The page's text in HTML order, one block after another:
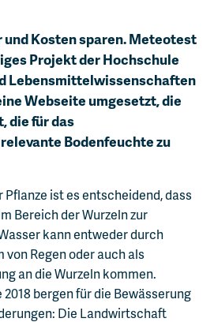
und Kosten sparen. Meteotest
Projekt der Hochschule
Lebensmittelwissenschaften
Webseite umgesetzt, die
die für das
Bodenfeuchte zu
Pflanze ist es entscheidend, dass
Bereich der Wurzeln zur
kann entweder durch
Regen oder auch als
an die Wurzeln kommen.
bergen für die Bewässerung
Die Landwirtschaft